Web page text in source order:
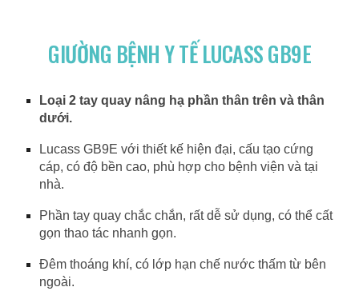
GIƯỜNG BỆNH Y TẾ LUCASS GB9E
Loại 2 tay quay nâng hạ phần thân trên và thân
dưới.
Lucass GB9E với thiết kế hiện đại, cấu tạo cứng
cáp, có độ bền cao, phù hợp cho bệnh viện và tại
nhà.
Phần tay quay chắc chắn, rất dễ sử dụng, có thể cất
gọn thao tác nhanh gọn.
Đêm thoáng khí, có lớp hạn chế nước thấm từ bên
ngoài.